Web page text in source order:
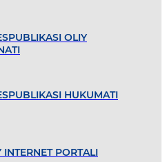
OLIY
HUKUMATI
PORTALI